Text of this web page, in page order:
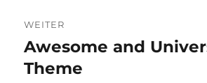
WEITER
Nächster
Beitrag:
Awesome and
Theme